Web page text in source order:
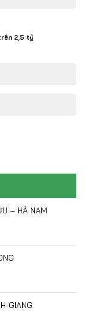
2,5 tỷ
– HÀ NAM
GIANG